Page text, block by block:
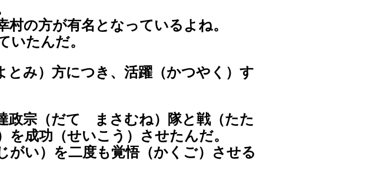
の方が有名となっているよね。
いたんだ。
とみ）方につき、活躍（かつやく）す
政宗（だて まさむね）隊と戦（たた
成功（せいこう）させたんだ。
い）を二度も覚悟（かくご）させる